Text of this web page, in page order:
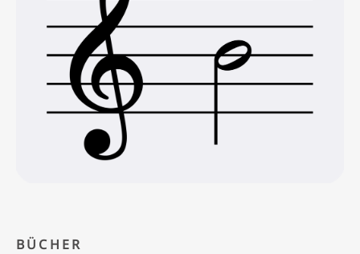
BÜCHER